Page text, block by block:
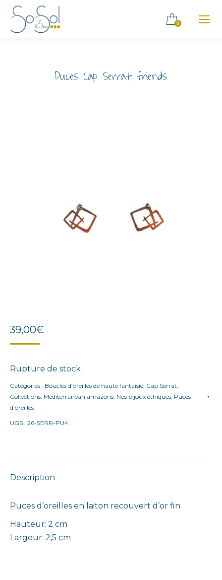
0
Puces Cap Serrat friends
39,00€
Rupture de stock
Catégories : Boucles d’oreilles de haute fantaisie, Cap Serrat,
Collections, Mediterranean amazons, Nos bijoux éthiques, Puces
d’oreilles
UGS : 26-SERR-PU4
Description
Puces d’oreilles en laiton recouvert d’or fin
Hauteur: 2 cm
Largeur: 2,5 cm